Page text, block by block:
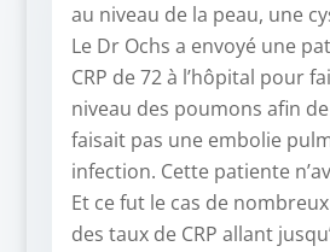
au niveau de la peau, une
Le Dr Ochs a envoyé une
CRP de 72 à l’hôpital pour
niveau des poumons afin
faisait pas une embolie
infection. Cette patiente
Et ce fut le cas de
des taux de CRP allant